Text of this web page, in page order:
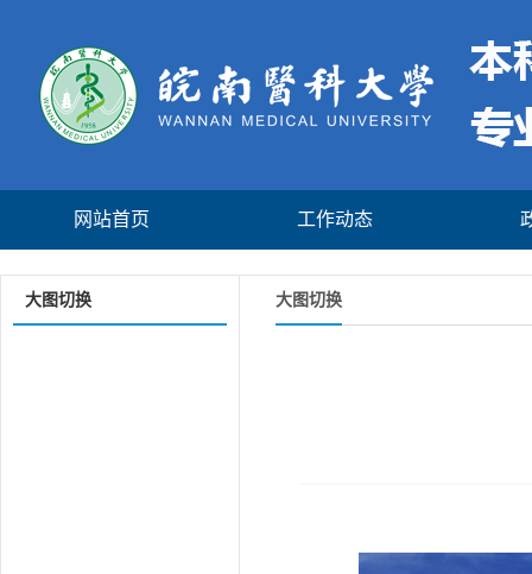
网站首页 工作动态
大图切换 大图切换